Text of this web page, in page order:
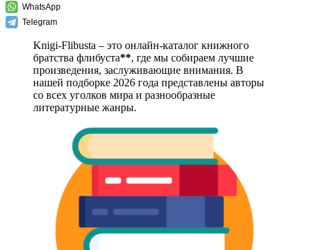
WhatsApp
Telegram
Knigi-Flibusta – это онлайн-каталог книжного
братства флибуста**, где мы собираем лучшие
произведения, заслуживающие внимания. В
нашей подборке 2026 года представлены авторы
со всех уголков мира и разнообразные
литературные жанры.